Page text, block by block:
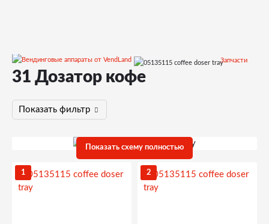
Запчасти
Запчасти для вендинговых автоматов
Запчасти для вендинговых автоматов Bianchi
BMV972
Запчасти и деталировки для Bianchi BMV972
31 Дозатор кофе
Показать фильтр
Показать схему полностью
1 2